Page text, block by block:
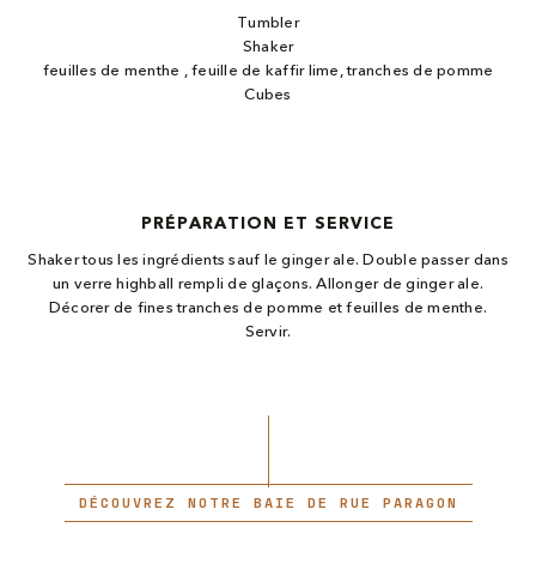
Tumbler
Shaker
feuilles de menthe , feuille de kaffir lime, tranches de pomme
Cubes
PRÉPARATION ET SERVICE
Shaker tous les ingrédients sauf le ginger ale. Double passer dans
un verre highball rempli de glaçons. Allonger de ginger ale.
Décorer de fines tranches de pomme et feuilles de menthe.
Servir.
DÉCOUVREZ NOTRE BAIE DE RUE PARAGON